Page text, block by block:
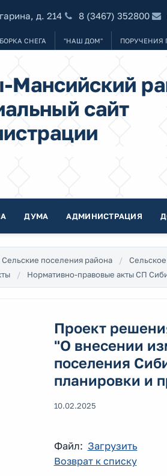
д. 214 8 (3467) 352800
СНЕГА "НАШ ДОМ" ПОРУЧЕНИЯ
Мансийский
сайт
ДУМА АДМИНИСТРАЦИЯ
Сельские поселения района
Нормативно-правовые акты СП
Проект
"О внесении
поселения
планировки и
10.02.2025
Файл: Загрузить
Возврат к списку